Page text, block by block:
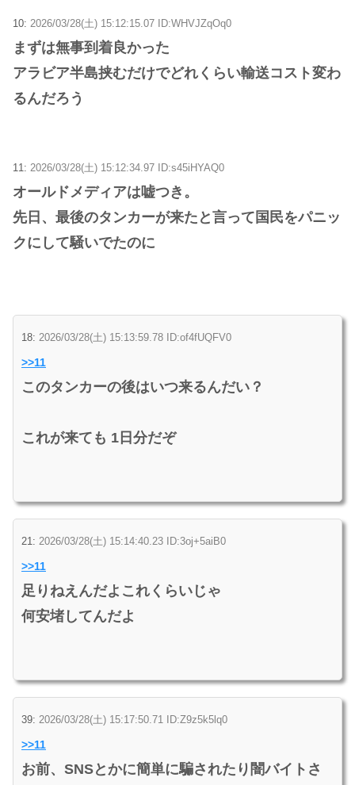
10: 2026/03/28(土) 15:12:15.07 ID:WHVJZqOq0
まずは無事到着良かった
アラビア半島挟むだけでどれくらい輸送コスト変わ
るんだろう
11: 2026/03/28(土) 15:12:34.97 ID:s45iHYAQ0
オールドメディアは嘘つき。
先日、最後のタンカーが来たと言って国民をパニッ
クにして騒いでたのに
18: 2026/03/28(土) 15:13:59.78 ID:of4fUQFV0
>>11
このタンカーの後はいつ来るんだい？
これが来ても 1日分だぞ
21: 2026/03/28(土) 15:14:40.23 ID:3oj+5aiB0
>>11
足りねえんだよこれくらいじゃ
何安堵してんだよ
39: 2026/03/28(土) 15:17:50.71 ID:Z9z5k5lq0
>>11
お前、SNSとかに簡単に騙されたり闇バイトさ